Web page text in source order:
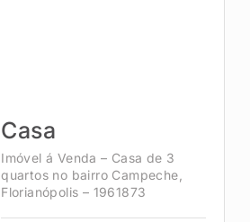
Casa
Imóvel á Venda – Casa de 3
quartos no bairro Campeche,
Florianópolis – 1961873